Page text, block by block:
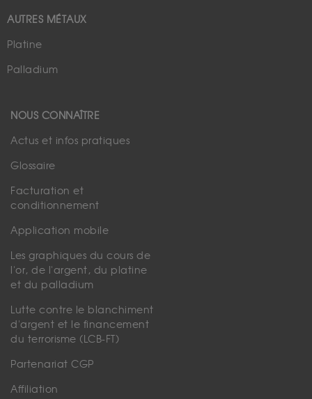
AUTRES MÉTAUX
Platine
Palladium
NOUS CONNAÎTRE
Actus et infos pratiques
Glossaire
Facturation et
conditionnement
Application mobile
Les graphiques du cours de
l'or, de l'argent, du platine
et du palladium
Lutte contre le blanchiment
d'argent et le financement
du terrorisme (LCB-FT)
Partenariat CGP
Affiliation